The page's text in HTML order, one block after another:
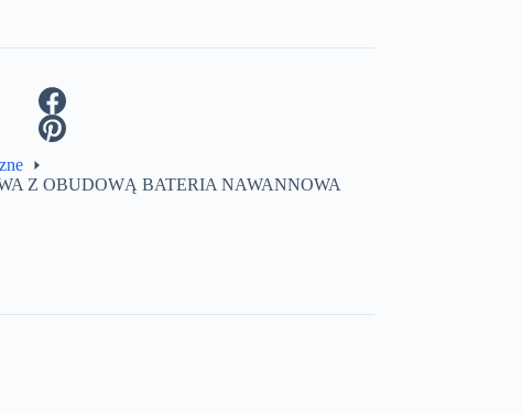
Z OBUDOWĄ BATERIA NAWANNOWA